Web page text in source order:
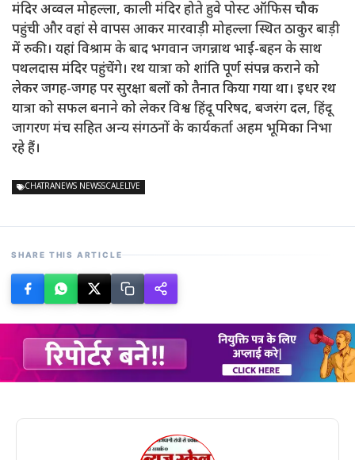
मंदिर अव्वल मोहल्ला, काली मंदिर होते हुवे पोस्ट ऑफिस चौक
पहुंची और वहां से वापस आकर मारवाड़ी मोहल्ला स्थित ठाकुर बाड़ी
में रुकी। यहां विश्राम के बाद भगवान जगन्नाथ भाई-बहन के साथ
पथलदास मंदिर पहुंचेंगे। रथ यात्रा को शांति पूर्ण संपन्न कराने को
लेकर जगह-जगह पर सुरक्षा बलों को तैनात किया गया था। इधर रथ
यात्रा को सफल बनाने को लेकर विश्व हिंदू परिषद, बजरंग दल, हिंदू
जागरण मंच सहित अन्य संगठनों के कार्यकर्ता अहम भूमिका निभा
रहे हैं।
CHATRANEWS NEWSSCALELIVE
SHARE THIS ARTICLE